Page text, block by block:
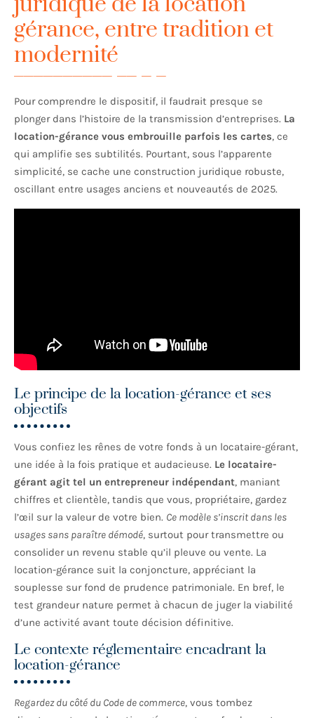
gérance, entre tradition et
modernité
Pour comprendre le dispositif, il faudrait presque se
plonger dans l’histoire de la transmission d’entreprises. La
location-gérance vous embrouille parfois les cartes, ce
qui amplifie ses subtilités. Pourtant, sous l’apparente
simplicité, se cache une construction juridique robuste,
oscillant entre usages anciens et nouveautés de 2025.
Le principe de la location-gérance et ses
objectifs
Vous confiez les rênes de votre fonds à un locataire-gérant,
une idée à la fois pratique et audacieuse. Le locataire-
gérant agit tel un entrepreneur indépendant, maniant
chiffres et clientèle, tandis que vous, propriétaire, gardez
l’œil sur la valeur de votre bien. Ce modèle s’inscrit dans les
usages sans paraître démodé, surtout pour transmettre ou
consolider un revenu stable qu’il pleuve ou vente. La
location-gérance suit la conjoncture, appréciant la
souplesse sur fond de prudence patrimoniale. En bref, le
test grandeur nature permet à chacun de juger la viabilité
d’une activité avant toute décision définitive.
Le contexte réglementaire encadrant la
location-gérance
Regardez du côté du Code de commerce, vous tombez